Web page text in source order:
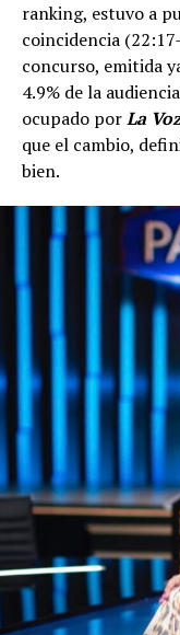
ranking, estuvo a
coincidencia
concurso, emitida
4.9% de la
ocupado porLa Voz
que el cambio,
bien.